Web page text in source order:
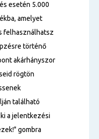
esetén 5.000
amelyet
felhasználhatsz
történő
akárhányszor
rögtön
található
a jelentkezési
gombra